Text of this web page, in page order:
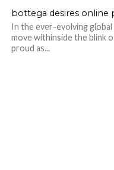
bottega desires online
In the ever-evolving
move withinside the blink
proud as...